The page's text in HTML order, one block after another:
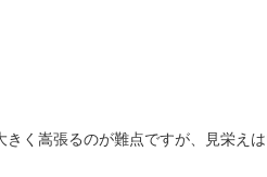
く嵩張るのが難点ですが、見栄えは